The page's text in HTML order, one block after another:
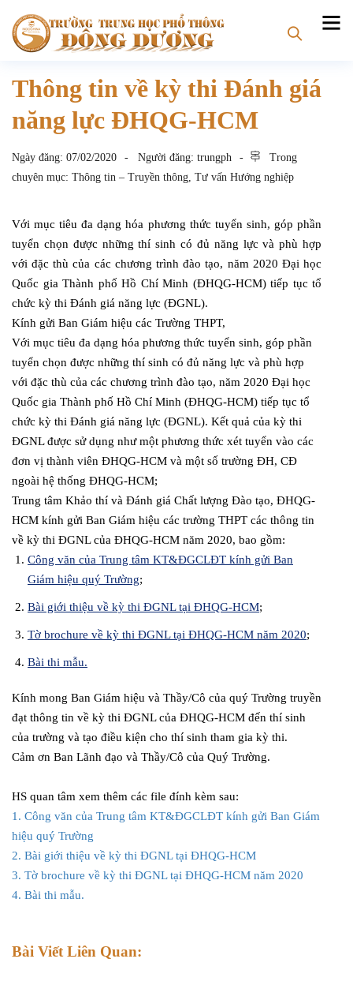
Thông tin về kỳ thi Đánh giá
năng lực ĐHQG-HCM
Ngày đăng: 07/02/2020 Người đăng: trungph
Trong
chuyên mục: Thông tin – Truyền thông, Tư vấn Hướng nghiệp
Với mục tiêu đa dạng hóa phương thức tuyển sinh, góp phần
tuyển chọn được những thí sinh có đủ năng lực và phù hợp
với đặc thù của các chương trình đào tạo, năm 2020 Đại học
Quốc gia Thành phố Hồ Chí Minh (ĐHQG-HCM) tiếp tục tổ
chức kỳ thi Đánh giá năng lực (ĐGNL).
Kính gửi Ban Giám hiệu các Trường THPT,
Với mục tiêu đa dạng hóa phương thức tuyển sinh, góp phần
tuyển chọn được những thí sinh có đủ năng lực và phù hợp
với đặc thù của các chương trình đào tạo, năm 2020 Đại học
Quốc gia Thành phố Hồ Chí Minh (ĐHQG-HCM) tiếp tục tổ
chức kỳ thi Đánh giá năng lực (ĐGNL). Kết quả của kỳ thi
ĐGNL được sử dụng như một phương thức xét tuyển vào các
đơn vị thành viên ĐHQG-HCM và một số trường ĐH, CĐ
ngoài hệ thống ĐHQG-HCM;
Trung tâm Khảo thí và Đánh giá Chất lượng Đào tạo, ĐHQG-
HCM kính gửi Ban Giám hiệu các trường THPT các thông tin
về kỳ thi ĐGNL của ĐHQG-HCM năm 2020, bao gồm:
Công văn của Trung tâm KT&ĐGCLĐT kính gửi Ban
Giám hiệu quý Trường;
Bài giới thiệu về kỳ thi ĐGNL tại ĐHQG-HCM;
Tờ brochure về kỳ thi ĐGNL tại ĐHQG-HCM năm 2020;
Bài thi mẫu.
Kính mong Ban Giám hiệu và Thầy/Cô của quý Trường truyền
đạt thông tin về kỳ thi ĐGNL của ĐHQG-HCM đến thí sinh
của trường và tạo điều kiện cho thí sinh tham gia kỳ thi.
Cảm ơn Ban Lãnh đạo và Thầy/Cô của Quý Trường.
HS quan tâm xem thêm các file đính kèm sau:
1. Công văn của Trung tâm KT&ĐGCLĐT kính gửi Ban Giám
hiệu quý Trường
2. Bài giới thiệu về kỳ thi ĐGNL tại ĐHQG-HCM
3. Tờ brochure về kỳ thi ĐGNL tại ĐHQG-HCM năm 2020
4. Bài thi mẫu.
Bài Viết Liên Quan: